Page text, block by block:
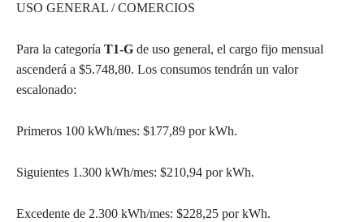
USO GENERAL / COMERCIOS
Para la categoría T1-G de uso general, el cargo fijo mensual
ascenderá a $5.748,80. Los consumos tendrán un valor
escalonado:
Primeros 100 kWh/mes: $177,89 por kWh.
Siguientes 1.300 kWh/mes: $210,94 por kWh.
Excedente de 2.300 kWh/mes: $228,25 por kWh.